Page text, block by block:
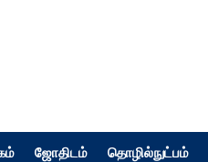
ஜோதிடம் தொழில்நுட்பம்